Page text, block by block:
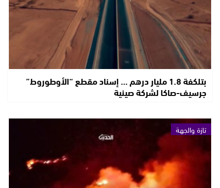
بتلكفة 1.8 مليار درهم … إسناد مقطع “الأوطوروط”
جرسيف-صاكا لشركة صينية
تازة والجهة